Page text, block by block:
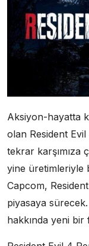
Aksiyon-hayatta
olan Resident
tekrar karşımıza
yine üretimleriyle
Capcom,
piyasaya
hakkında yeni bir